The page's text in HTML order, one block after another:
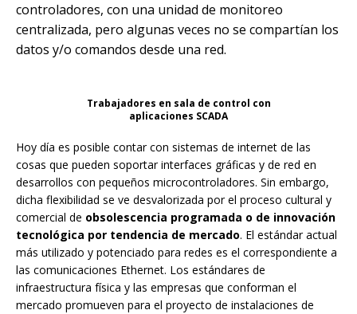
controladores, con una unidad de monitoreo
centralizada, pero algunas veces no se compartían los
datos y/o comandos desde una red.
Trabajadores en sala de control con
aplicaciones SCADA
Hoy día es posible contar con sistemas de internet de las
cosas que pueden soportar interfaces gráficas y de red en
desarrollos con pequeños microcontroladores. Sin embargo,
dicha flexibilidad se ve desvalorizada por el proceso cultural y
comercial de obsolescencia programada o de innovación
tecnológica por tendencia de mercado. El estándar actual
más utilizado y potenciado para redes es el correspondiente a
las comunicaciones Ethernet. Los estándares de
infraestructura física y las empresas que conforman el
mercado promueven para el proyecto de instalaciones de